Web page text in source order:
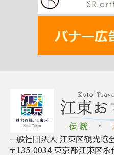
一般社団法人 江東区観光協
〒135-0034 東京都江東区